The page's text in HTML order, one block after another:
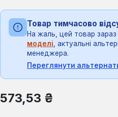
Товар тимчасово
На жаль, цей товар
моделі , актуальні
менеджера.
Переглянути
Звичайна ціна:
573,53 ₴